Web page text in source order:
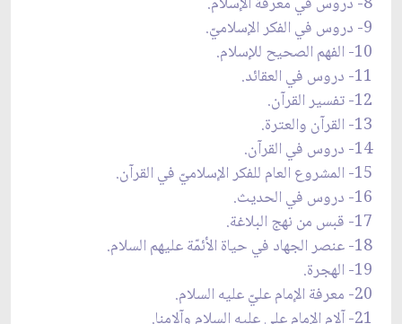
9- دروس في الفكر الإسلاميّ.
10- الفهم الصحيح للإسلام.
11- دروس في العقائد.
12- تفسير القرآن.
13- القرآن والعترة.
14- دروس في القرآن.
15- المشروع العام للفكر الإسلاميّ في القرآن.
16- دروس في الحديث.
17- قبس من نهج البلاغة.
18- عنصر الجهاد في حياة الأئمّة عليهم السلام.
19- الهجرة.
20- معرفة الإمام عليّ عليه السلام.